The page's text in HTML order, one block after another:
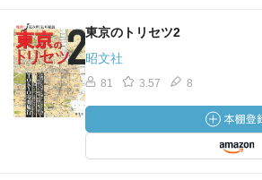
東京のトリセツ2
昭文社
81 3.57 8